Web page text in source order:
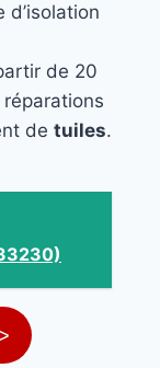
d’isolation
de 20
de tuiles.